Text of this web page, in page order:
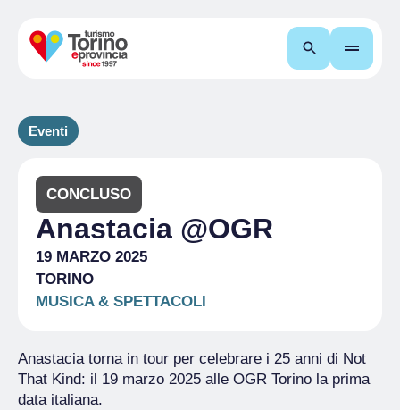
Cerca
Eventi
CONCLUSO
Anastacia @OGR
19 MARZO 2025
TORINO
MUSICA & SPETTACOLI
Anastacia torna in tour per celebrare i 25 anni di Not
That Kind: il 19 marzo 2025 alle OGR Torino la prima
data italiana.